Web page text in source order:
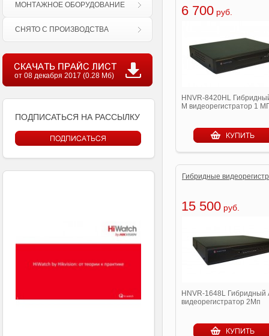
МОНТАЖНОЕ ОБОРУДОВАНИЕ
СНЯТО С ПРОИЗВОДСТВА
от 08 декабря 2017 (0.28 Мб)
ПОДПИСАТЬСЯ НА РАССЫЛКУ
6 700 руб.
HNVR-8420HL
M видеорегистратор 1
Гибридные
15 500 руб.
HNVR-1648L Гибридный
видеорегистратор 2Мп